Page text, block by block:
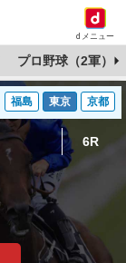
dメニュー
プロ野球（2軍）
福島 東京 京都
6R